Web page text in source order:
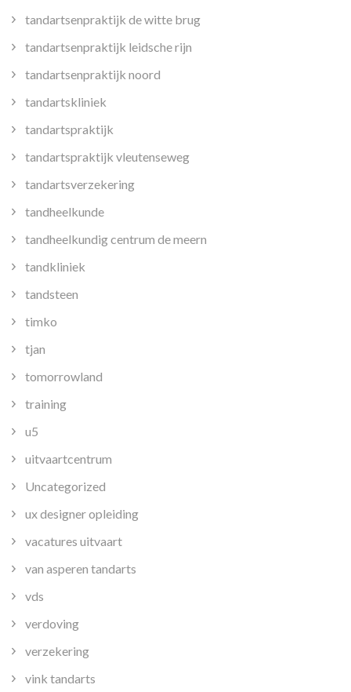
tandartsenpraktijk de witte brug
tandartsenpraktijk leidsche rijn
tandartsenpraktijk noord
tandartskliniek
tandartspraktijk
tandartspraktijk vleutenseweg
tandartsverzekering
tandheelkunde
tandheelkundig centrum de meern
tandkliniek
tandsteen
timko
tjan
tomorrowland
training
u5
uitvaartcentrum
Uncategorized
ux designer opleiding
vacatures uitvaart
van asperen tandarts
vds
verdoving
verzekering
vink tandarts